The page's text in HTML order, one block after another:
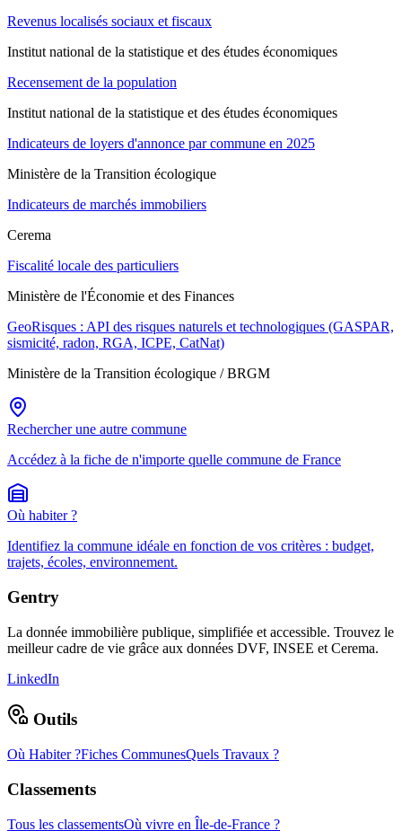
Revenus localisés sociaux et fiscaux
Institut national de la statistique et des études économiques
Recensement de la population
Institut national de la statistique et des études économiques
Indicateurs de loyers d'annonce par commune en 2025
Ministère de la Transition écologique
Indicateurs de marchés immobiliers
Cerema
Fiscalité locale des particuliers
Ministère de l'Économie et des Finances
GeoRisques : API des risques naturels et technologiques (GASPAR,
sismicité, radon, RGA, ICPE, CatNat)
Ministère de la Transition écologique / BRGM
Rechercher une autre commune
Accédez à la fiche de n'importe quelle commune de France
Où habiter ?
Identifiez la commune idéale en fonction de vos critères : budget,
trajets, écoles, environnement.
Gentry
La donnée immobilière publique, simplifiée et accessible. Trouvez le
meilleur cadre de vie grâce aux données DVF, INSEE et Cerema.
LinkedIn
Outils
Où Habiter ?Fiches CommunesQuels Travaux ?
Classements
Tous les classementsOù vivre en Île-de-France ?